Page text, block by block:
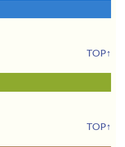
TOP↑
TOP↑